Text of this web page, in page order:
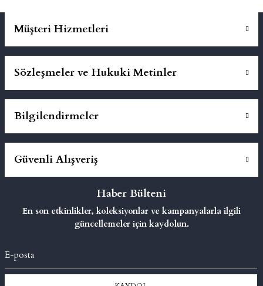
Müşteri Hizmetleri
Sözleşmeler ve Hukuki Metinler
Bilgilendirmeler
Güvenli Alışveriş
Haber Bülteni
En son etkinlikler, koleksiyonlar ve kampanyalarla ilgili
güncellemeler için kaydolun.